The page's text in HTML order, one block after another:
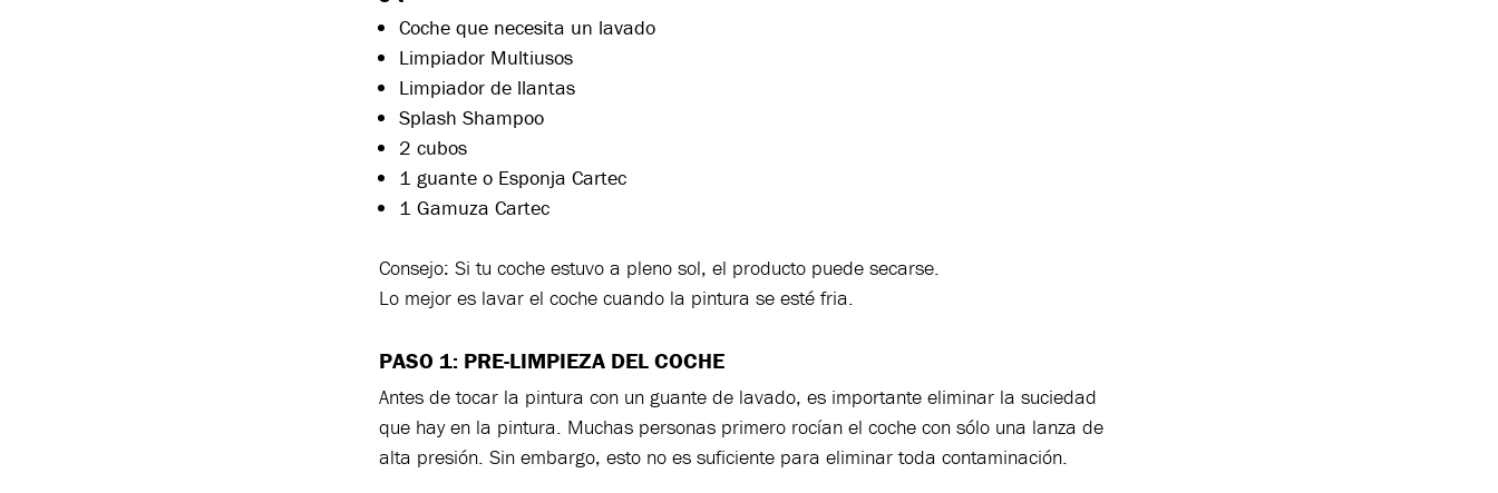
Coche que necesita un lavado
Limpiador Multiusos
Limpiador de llantas
Splash Shampoo
2 cubos
1 guante o Esponja Cartec
1 Gamuza Cartec
Consejo: Si tu coche estuvo a pleno sol, el producto puede secarse.
Lo mejor es lavar el coche cuando la pintura se esté fria.
PASO 1: PRE-LIMPIEZA DEL COCHE
Antes de tocar la pintura con un guante de lavado, es importante eliminar la suciedad
que hay en la pintura. Muchas personas primero rocían el coche con sólo una lanza de
alta presión. Sin embargo, esto no es suficiente para eliminar toda contaminación.